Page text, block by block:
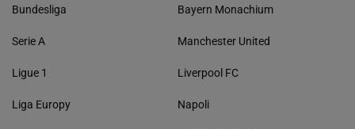
Bundesliga
Serie A
Ligue 1
Liga Europy
Bayern Monachium
Manchester United
Liverpool FC
Napoli